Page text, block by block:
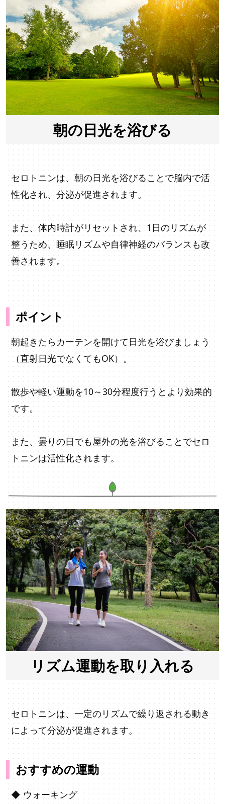
朝の日光を浴びる
セロトニンは、朝の日光を浴びることで脳内で活
性化され、分泌が促進されます。
また、体内時計がリセットされ、1日のリズムが
整うため、睡眠リズムや自律神経のバランスも改
善されます。
ポイント
朝起きたらカーテンを開けて日光を浴びましょう
（直射日光でなくてもOK）。
散歩や軽い運動を10～30分程度行うとより効果的
です。
また、曇りの日でも屋外の光を浴びることでセロ
トニンは活性化されます。
リズム運動を取り入れる
セロトニンは、一定のリズムで繰り返される動き
によって分泌が促進されます。
おすすめの運動
◆ ウォーキング